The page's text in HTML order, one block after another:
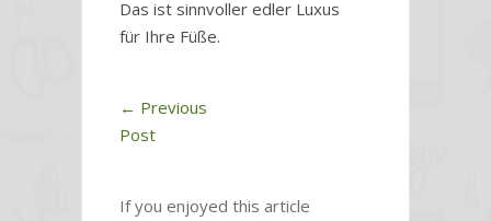
Das ist sinnvoller edler Luxus
für Ihre Füße.
← Previous
Post
If you enjoyed this article